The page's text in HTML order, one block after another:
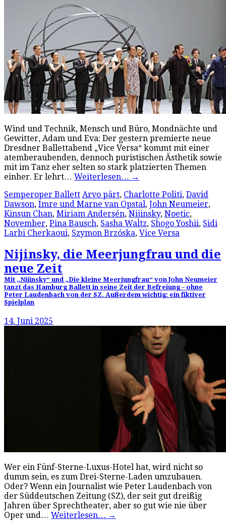
Wind und Technik, Mensch und Büro, Mondnächte und
Gewitter, Adam und Eva: Der gestern premierte neue
Dresdner Ballettabend „Vice Versa“ kommt mit einer
atemberaubenden, dennoch puristischen Ästhetik sowie
mit im Tanz eher selten so stark platzierten Themen
einher. Er lehrt… Weiterlesen… →
Semperoper Ballett Arvo pärt, Charlotte Politi, David
Dawson, Imre und Marne van Opstal, John Neumeier,
Kinsun Chan, Miriam Andersén, Nijinsky, Noetic,
November, Pina Bausch, Sasha Waltz, Shogo Yoshii, Sidi
Larbi Cherkaoui, Szymon Brzóska, Vice Versa
Nijinsky, die Meerjungfrau und die
neue Zeit
Mit „Nijinsky“ und „Die kleine Meerjungfrau“ von John Neumeier
tanzt das Hamburg Ballett in seine Zeit der Befreiung – ohne
Peter Laudenbach von der SZ. Außerdem wichtig: ein fiktiver
Spielplan
14. Juni 2025
Wer ein Fünf-Sterne-Luxus-Hotel hat, wird nicht so
dumm sein, es zum Drei-Sterne-Laden umzubauen.
Oder? Wenn ein Journalist wie Peter Laudenbach von
der Süddeutschen Zeitung (SZ), der seit gut dreißig
Jahren über Sprechtheater, aber so gut wie nie über
Oper und… Weiterlesen… →